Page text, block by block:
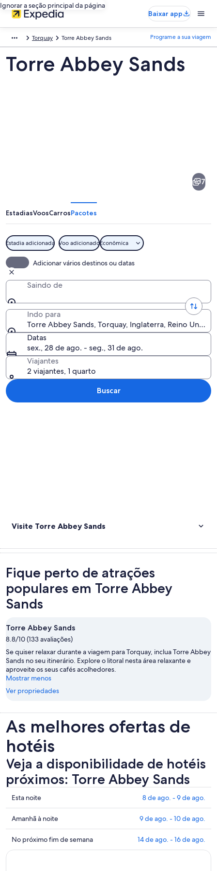
Ignorar a seção principal da página
Baixar app
Torquay Torre Abbey Sands Programe a sua viagem
Torre Abbey Sands
7
EstadiasVoosCarrosPacotes
Estadia adicionada Voo adicionadoEconômica
Adicionar vários destinos ou datas
Saindo de
Indo para
Torre Abbey Sands, Torquay, Inglaterra, Reino Unido
Datas
sex., 28 de ago. - seg., 31 de ago.
Viajantes
2 viajantes, 1 quarto
Buscar
Visite Torre Abbey Sands
Fique perto de atrações
populares em Torre Abbey
Sands
Torre Abbey Sands
8.8/10 (133 avaliações)
Se quiser relaxar durante a viagem para Torquay, inclua Torre Abbey
Sands no seu itinerário. Explore o litoral nesta área relaxante e
aproveite os seus cafés acolhedores.
Mostrar menos
Ver propriedades
As melhores ofertas de
hotéis
Veja a disponibilidade de hotéis
próximos: Torre Abbey Sands
Mostrar
preços
perto
de
Torre
Abbey
Esta noite 8 de ago. - 9 de ago.
Mostrar
preços
perto
de
Amanhã à noite 9 de ago. - 10 de ago.
Mostrar
preços
No próximo fim de semana 14 de ago. - 16 de ago.